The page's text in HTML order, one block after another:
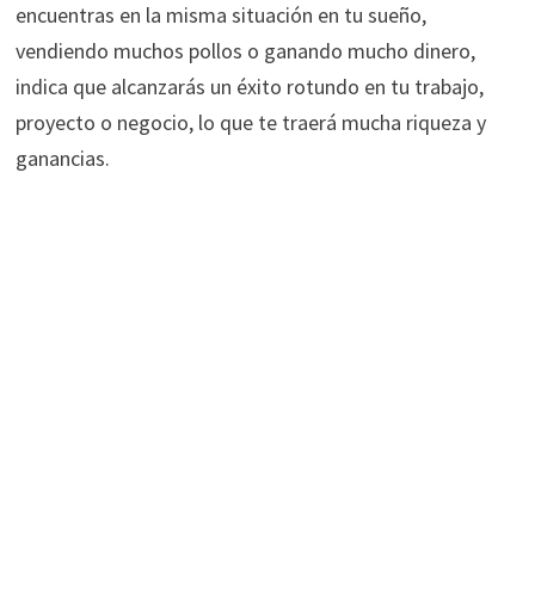
encuentras en la misma situación en tu sueño,
vendiendo muchos pollos o ganando mucho dinero,
indica que alcanzarás un éxito rotundo en tu trabajo,
proyecto o negocio, lo que te traerá mucha riqueza y
ganancias.